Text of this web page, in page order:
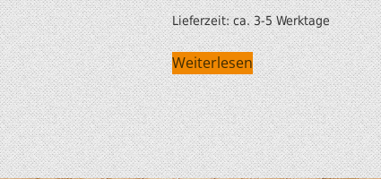
Lieferzeit:ca. 3-5 Werktage
Weiterlesen